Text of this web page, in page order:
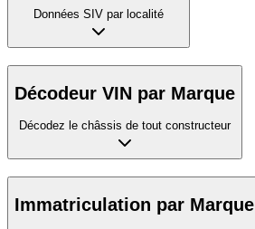
Données SIV par localité
Décodeur VIN par Marque
Décodez le châssis de tout constructeur
Immatriculation par Marque